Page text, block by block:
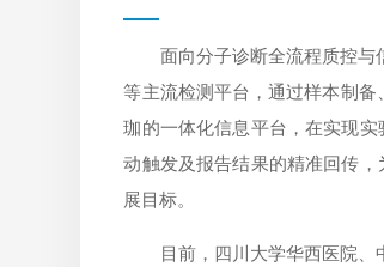
面向分子诊断全流程质控与
等主流检测平台，通过样本制
珈的一体化信息平台，在实现
动触发及报告结果的精准回传
展目标。
目前，四川大学华西医院